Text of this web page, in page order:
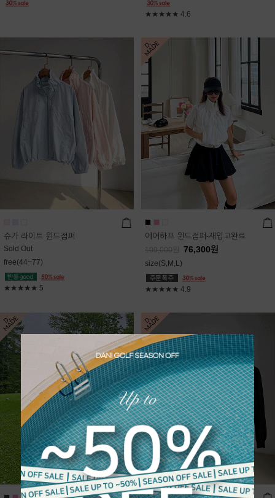
★★★★★ 4.6
슈가 라이트 윈드점퍼
Sold Out
free(44~77)
★★★★★ 5
에어하프 윈드점퍼-재입고완료
109,000 76,300원
size(S,M,L)
★★★★★ 4.9